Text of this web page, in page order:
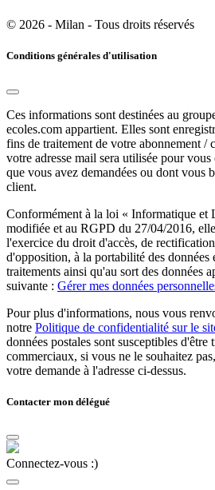
© 2026 - Milan - Tous droits réservés
Conditions générales d'utilisation
Ces informations sont destinées au
ecoles.com appartient. Elles sont
fins de traitement de votre abonnement /
votre adresse mail sera utilisée pour
que vous avez demandées ou dont vous
client.
Conformément à la loi « Informatique et
modifiée et au RGPD du 27/04/2016,
l'exercice du droit d'accès, de
d'opposition, à la portabilité des données
traitements ainsi qu'au sort des données
suivante : Gérer mes données
Pour plus d'informations, nous vous
notre Politique de confidentialité sur le
données postales sont susceptibles d'être
commerciaux, si vous ne le souhaitez
votre demande à l'adresse ci-dessus.
Contacter mon délégué
Connectez-vous :)